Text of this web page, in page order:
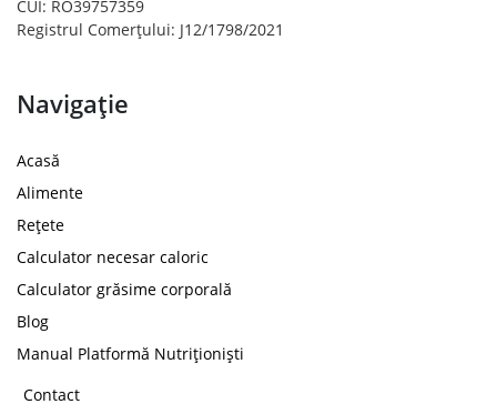
CUI: RO39757359
Registrul Comerțului: J12/1798/2021
Navigație
Acasă
Alimente
Rețete
Calculator necesar caloric
Calculator grăsime corporală
Blog
Manual Platformă Nutriționiști
Contact